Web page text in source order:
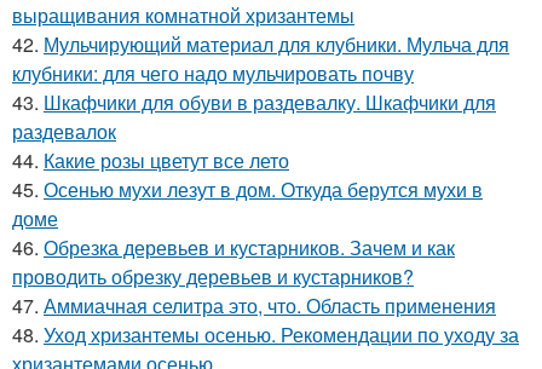
выращивания комнатной хризантемы
42. Мульчирующий материал для клубники. Мульча для
клубники: для чего надо мульчировать почву
43. Шкафчики для обуви в раздевалку. Шкафчики для
раздевалок
44. Какие розы цветут все лето
45. Осенью мухи лезут в дом. Откуда берутся мухи в
доме
46. Обрезка деревьев и кустарников. Зачем и как
проводить обрезку деревьев и кустарников?
47. Аммиачная селитра это, что. Область применения
48. Уход хризантемы осенью. Рекомендации по уходу за
хризантемами осенью